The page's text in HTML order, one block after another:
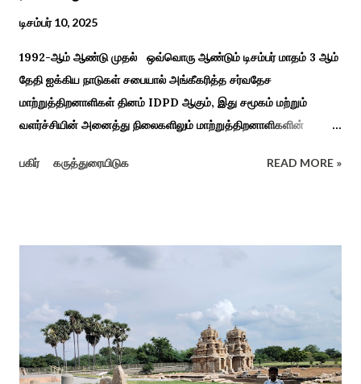
டிசம்பர் 10, 2025
1992-ஆம் ஆண்டு முதல் ஒவ்வொரு ஆண்டும் டிசம்பர் மாதம் 3 ஆம்
தேதி ஐக்கிய நாடுகள் சபையால் அங்கீகரித்த சர்வதேச
மாற்றுத்திறனாளிகள் தினம் IDPD ஆகும், இது சமூகம் மற்றும்
வளர்ச்சியின் அனைத்து நிலைகளிலும் மாற்றுத்திறனாளிகளின்
நோக்கமாகக் கொண்டது. சமூகத்தில் மாற்றுத்திறனாளிகளின்
நிகழ்ச்சிகள், கருத்தரங்குகள் மற்றும் உதவிகள் வழங்கும் விழாக்கள்
பல்கலைக்கழகத்தின் சிறப்புக் கல்வி மற்றும் மறுவாழ்வு அறிவியல்
துறை, மற்றும் டாக்டர் அழகப்பா கல்வி அறிவியல் நிறுவனம் , மற்றும்
காரைக்குடி ஹெரிடேஜ் ரோட்டரி கிளப், மற்றும் மாற்றுத்
திறனாளிகளுக்கான மல்டிமோடல் மெட்டீரியல் உற்பத்திக்கான மையம்,
பகிர் கருத்துரையிடுக READ MORE »